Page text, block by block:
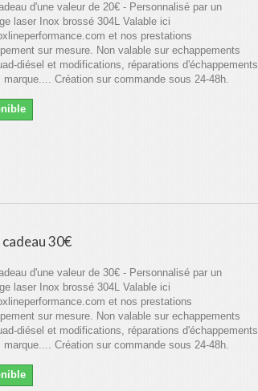
d'une valeur de 20€ - Personnalisé par un
laser Inox brossé 304L Valable ici
et nos prestations
sur mesure. Non valable sur echappements
diésel et modifications, réparations d'échappements
marque.... Création sur commande sous 24-48h.
30€
d'une valeur de 30€ - Personnalisé par un
laser Inox brossé 304L Valable ici
et nos prestations
sur mesure. Non valable sur echappements
diésel et modifications, réparations d'échappements
marque.... Création sur commande sous 24-48h.